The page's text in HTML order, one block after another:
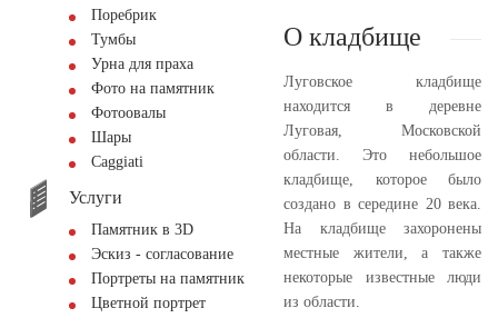
Поребрик
Тумбы
Урна для праха
Фото на памятник
Фотоовалы
Шары
Сaggiati
Услуги
Памятник в 3D
Эскиз - согласование
Портреты на памятник
Цветной портрет
О кладбище
Луговское кладбище
находится в деревне
Луговая, Московской
области. Это небольшое
кладбище, которое было
создано в середине 20 века.
На кладбище захоронены
местные жители, а также
некоторые известные люди
из области.